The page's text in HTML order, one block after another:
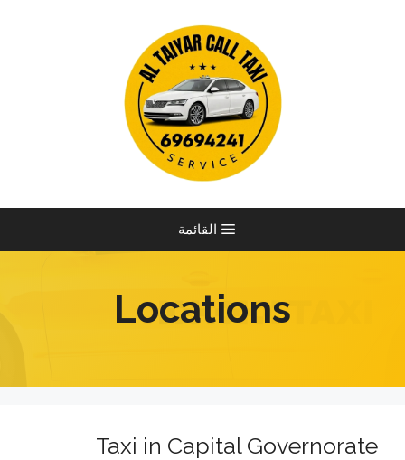
القائمة
Locations
Taxi in Capital Governorate